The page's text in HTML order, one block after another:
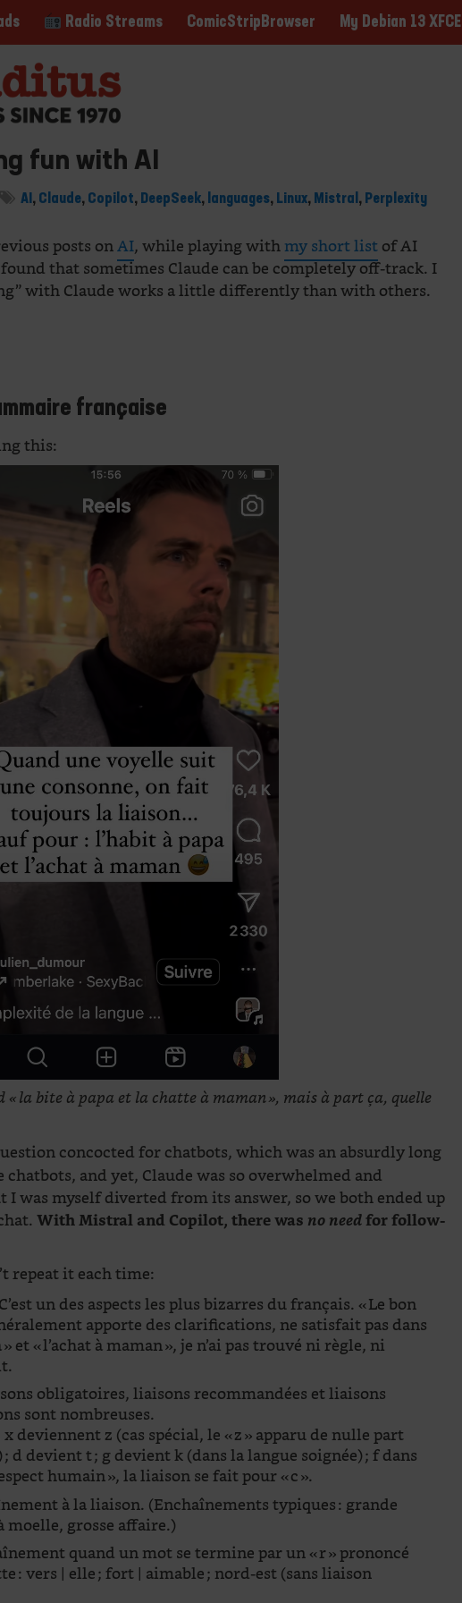
Radio Streams ComicStripBrowser My Debian 13 XFCE
fun with AI
AI, Claude, Copilot, DeepSeek, languages, Linux, Mistral, Perplexity
posts onAI, while playing withmy short listof AI
that sometimes Claude can be completely off-track. I
with Claude works a little differently than with others.
française
this:
« la bite à papa et la chatte à maman », mais à part ça, quelle
concocted for chatbots, which was an absurdly long
and yet, Claude was so overwhelmed and
was myself diverted from its answer, so we both ended up
With Mistral and Copilot, there was no needfor follow-
repeat it each time:
un des aspects les plus bizarres du français. « Le bon
apporte des clarifications, ne satisfait pas dans
et « l’achat à maman », je n’ai pas trouvé ni règle, ni
obligatoires, liaisons recommandées et liaisons
sont nombreuses.
deviennent z (cas spécial, le « z » apparu de nulle part
d devient t ; g devient k (dans la langue soignée) ; f dans
humain », la liaison se fait pour « c ».
à la liaison. (Enchaînements typiques : grande
moelle, grosse affaire.)
quand un mot se termine par un « r » prononcé
: vers | elle ; fort | aimable ; nord-est (sans liaison